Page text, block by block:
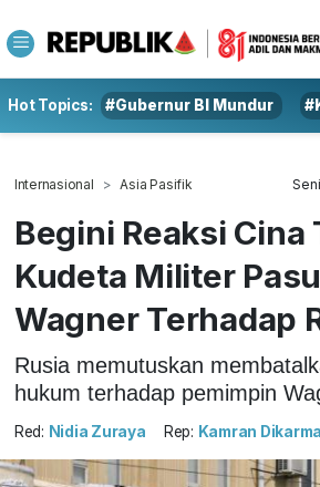
Hot Topics: #Gubernur BI Mundur
Internasional Asia Pasifik
Begini Reaksi Cina
Kudeta Militer
Wagner Terhadap
Rusia memutuskan
hukum terhadap pemimpin
Red: Nidia Zuraya Rep: Kamran Dikarma